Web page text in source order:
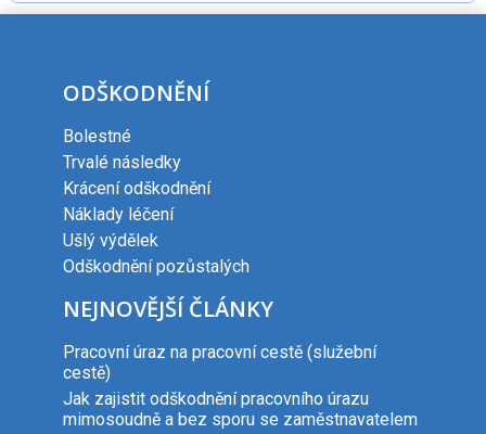
ODŠKODNĚNÍ
Bolestné
Trvalé následky
Krácení odškodnění
Náklady léčení
Ušlý výdělek
Odškodnění pozůstalých
NEJNOVĚJŠÍ ČLÁNKY
Pracovní úraz na pracovní cestě (služební
cestě)
Jak zajistit odškodnění pracovního úrazu
mimosoudně a bez sporu se zaměstnavatelem